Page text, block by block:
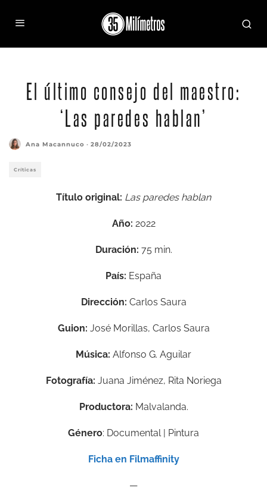
El último consejo del maestro:
‘Las paredes hablan’
Ana Macannuco · 28/02/2023
Críticas
Título original: Las paredes hablan
Año: 2022
Duración: 75 min.
País: España
Dirección: Carlos Saura
Guion: José Morillas, Carlos Saura
Música: Alfonso G. Aguilar
Fotografía: Juana Jiménez, Rita Noriega
Productora: Malvalanda.
Género: Documental | Pintura
Ficha en Filmaffinity
—